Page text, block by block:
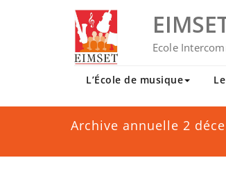
Ecole
L’École de musique
Archive annuelle 2